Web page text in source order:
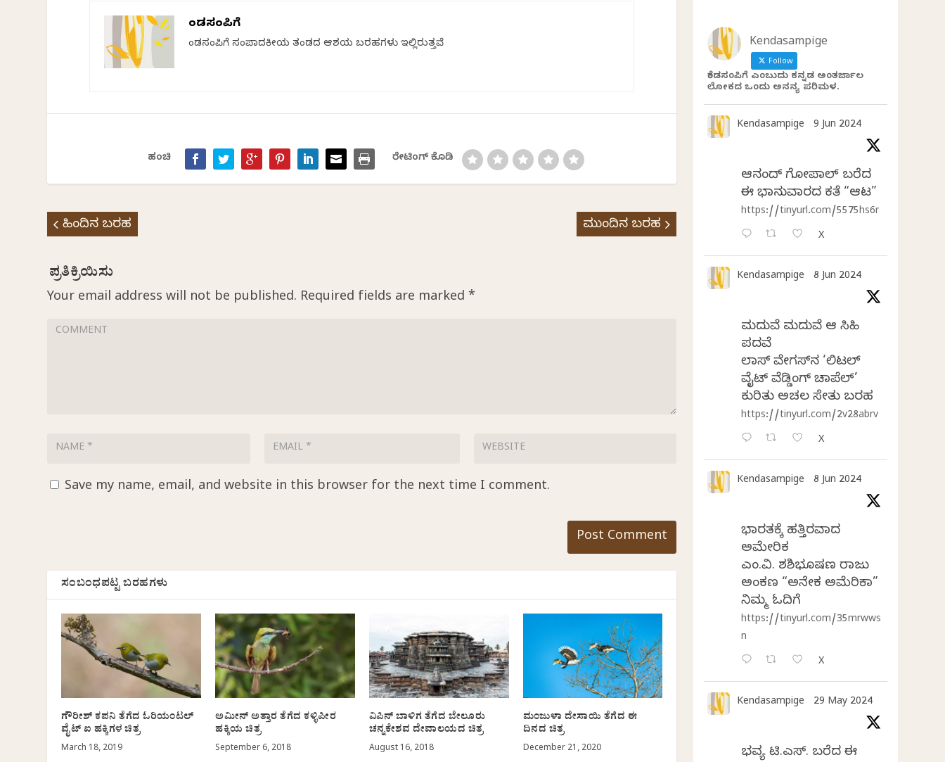
ಕೆಂಡಸಂಪಿಗೆ
ಕೆಂಡಸಂಪಿಗೆ ಸಂಪಾದಕೀಯ ತಂಡದ ಆಶಯ ಬರಹಗಳು ಇಲ್ಲಿರುತ್ತವೆ
ಹಂಚಿ ರೇಟಿಂಗ್ ಕೊಡಿ
ಹಿಂದಿನ ಬರಹ ಮುಂದಿನ ಬರಹ
Your email address will not be published. Required fields are marked *
Save my name, email, and website in this browser for the next time I comment.
ಸಂಬಂಧಪಟ್ಟ ಬರಹಗಳು
ಗೌರೀಶ್ ಕಪನಿ ತೆಗೆದ ಓರಿಯಂಟಲ್
ವೈಟ್ ಐ ಹಕ್ಕಿಗಳ ಚಿತ್ರ
March 18, 2019
ಅಮೀನ್ ಅತ್ತಾರ ತೆಗೆದ ಕಳ್ಳಿಪೀರ
ಹಕ್ಕಿಯ ಚಿತ್ರ
September 6, 2018
ವಿಪಿನ್ ಬಾಳಿಗ ತೆಗೆದ ಬೇಲೂರು
ಚನ್ನಕೇಶವ ದೇವಾಲಯದ ಚಿತ್ರ
August 16, 2018
ಮಂಜುಳಾ ದೇಸಾಯಿ ತೆಗೆದ ಈ
ದಿನದ ಚಿತ್ರ
December 21, 2020
Kendasampige
Follow
ಕೆಂಡಸಂಪಿಗೆ ಎಂಬುದು ಕನ್ನಡ ಅಂತರ್ಜಾಲ
ಲೋಕದ ಒಂದು ಅನನ್ಯ ಪರಿಮಳ.
Kendasampige 9 Jun 2024
ಆನಂದ್‌ ಗೋಪಾಲ್‌ ಬರೆದ
ಈ ಭಾನುವಾರದ ಕತೆ “ಆಟ”
https://tinyurl.com/5575hs6r
X
Kendasampige 8 Jun 2024
ಮದುವೆ ಮದುವೆ ಆ ಸಿಹಿ
ಪದವೆ
ಲಾಸ್‌ ವೇಗಸ್‌ನ ‘ಲಿಟಲ್
ವೈಟ್ ವೆಡ್ಡಿಂಗ್ ಚಾಪೆಲ್’
ಕುರಿತು ಅಚಲ ಸೇತು ಬರಹ
https://tinyurl.com/2v28abrv
X
Kendasampige 8 Jun 2024
ಭಾರತಕ್ಕೆ ಹತ್ತಿರವಾದ
ಅಮೇರಿಕ
ಎಂ.ವಿ. ಶಶಿಭೂಷಣ ರಾಜು
ಅಂಕಣ “ಅನೇಕ ಅಮೆರಿಕಾ”
ನಿಮ್ಮ ಓದಿಗೆ
https://tinyurl.com/35mrwws
n
X
Kendasampige 29 May 2024
ಭವ್ಯ ಟಿ.ಎಸ್. ಬರೆದ ಈ